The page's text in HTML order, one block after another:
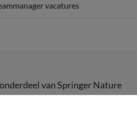
vacatures
vanSpringer Nature